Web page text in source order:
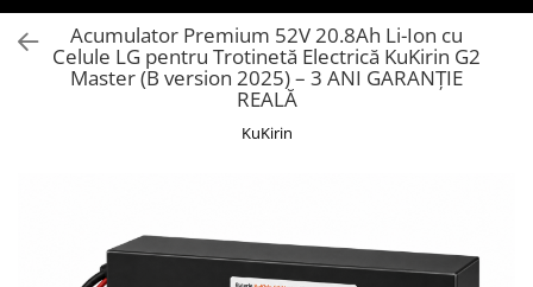
https://www.doctortrotineta.ro/electrica
Acceleratie
Display
Kit complet
Acumulator Premium 52V 20.8Ah Li-Ion cu
Celule LG pentru Trotinetă Electrică KuKirin G2
Master (B version 2025) – 3 ANI GARANȚIE
REALĂ
KuKirin